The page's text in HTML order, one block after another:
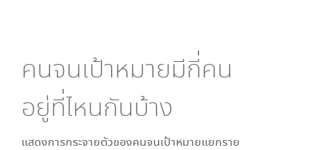
คนจนเป้าหมายมีกี่คน
อยู่ที่ไหนกันบ้าง
แสดงการกระจายตัวของคนจนเป้าหมายแยกราย